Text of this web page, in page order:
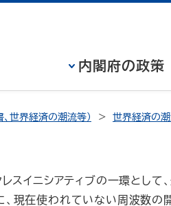
内閣府の政策
世界経済の潮流等） 世界経済の
イニシアティブの一環として
現在使われていない周波数の